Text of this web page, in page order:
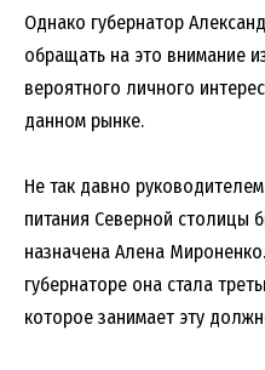
Однако губернатор
обращать на это внимание
вероятного личного
данном рынке.
Не так давно
питания Северной столицы
назначена Алена
губернаторе она стала
которое занимает эту